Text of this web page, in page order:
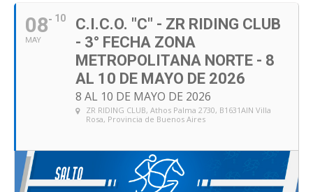
08
MAY
10
C.I.C.O. "C" - ZR RIDING CLUB
- 3° FECHA ZONA
METROPOLITANA NORTE - 8
AL 10 DE MAYO DE 2026
8 AL 10 DE MAYO DE 2026
ZR RIDING CLUB, Athos Palma 2730, B1631AIN Villa
Rosa, Provincia de Buenos Aires